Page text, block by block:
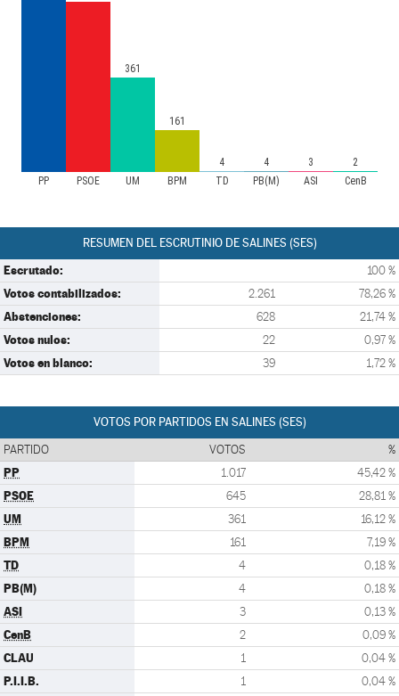
PP PSOE UM BPM TD PB(M) ASI CenB
361
161
4 4 3 2
RESUMEN DEL ESCRUTINIO DE SALINES (SES)
Escrutado: 100 %
Votos contabilizados: 2.261 78,26 %
Abstenciones: 628 21,74 %
Votos nulos: 22 0,97 %
Votos en blanco: 39 1,72 %
VOTOS POR PARTIDOS EN SALINES (SES)
PARTIDO VOTOS %
PP 1.017 45,42 %
PSOE 645 28,81 %
UM 361 16,12 %
BPM 161 7,19 %
TD 4 0,18 %
PB(M) 4 0,18 %
ASI 3 0,13 %
CenB 2 0,09 %
CLAU 1 0,04 %
P.I.I.B. 1 0,04 %